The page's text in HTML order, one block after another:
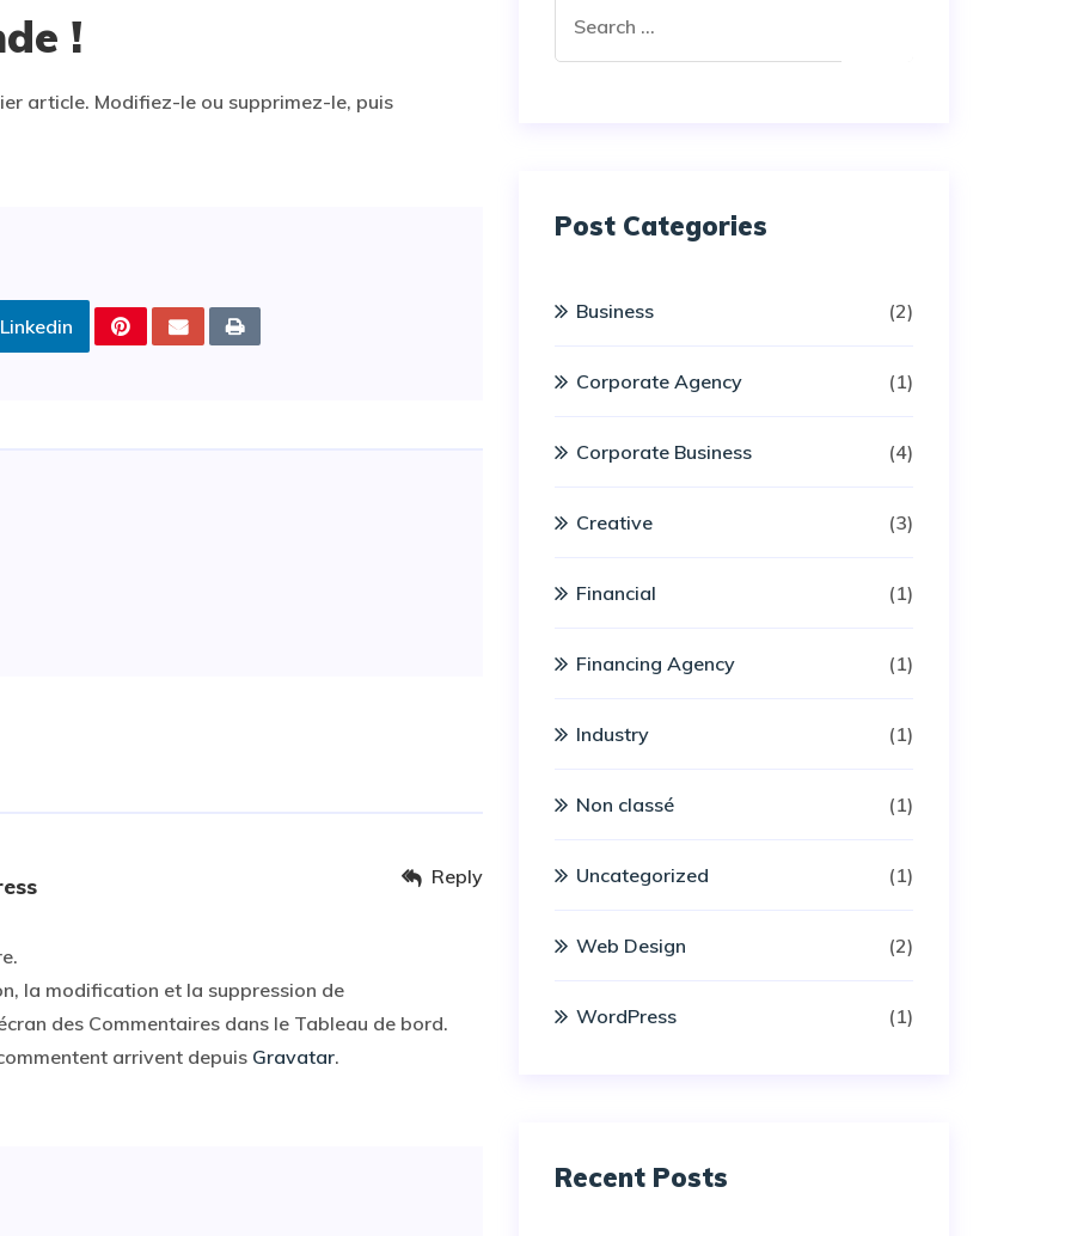
!
article. Modifiez-le ou supprimez-le, puis
Linkedin
la modification et la suppression de
des Commentaires dans le Tableau de bord.
arrivent depuis Gravatar.
Reply
Post Categories
Business (2)
Corporate Agency (1)
Corporate Business (4)
Creative (3)
Financial (1)
Financing Agency (1)
Industry (1)
Non classé (1)
Uncategorized (1)
Web Design (2)
WordPress (1)
Recent Posts